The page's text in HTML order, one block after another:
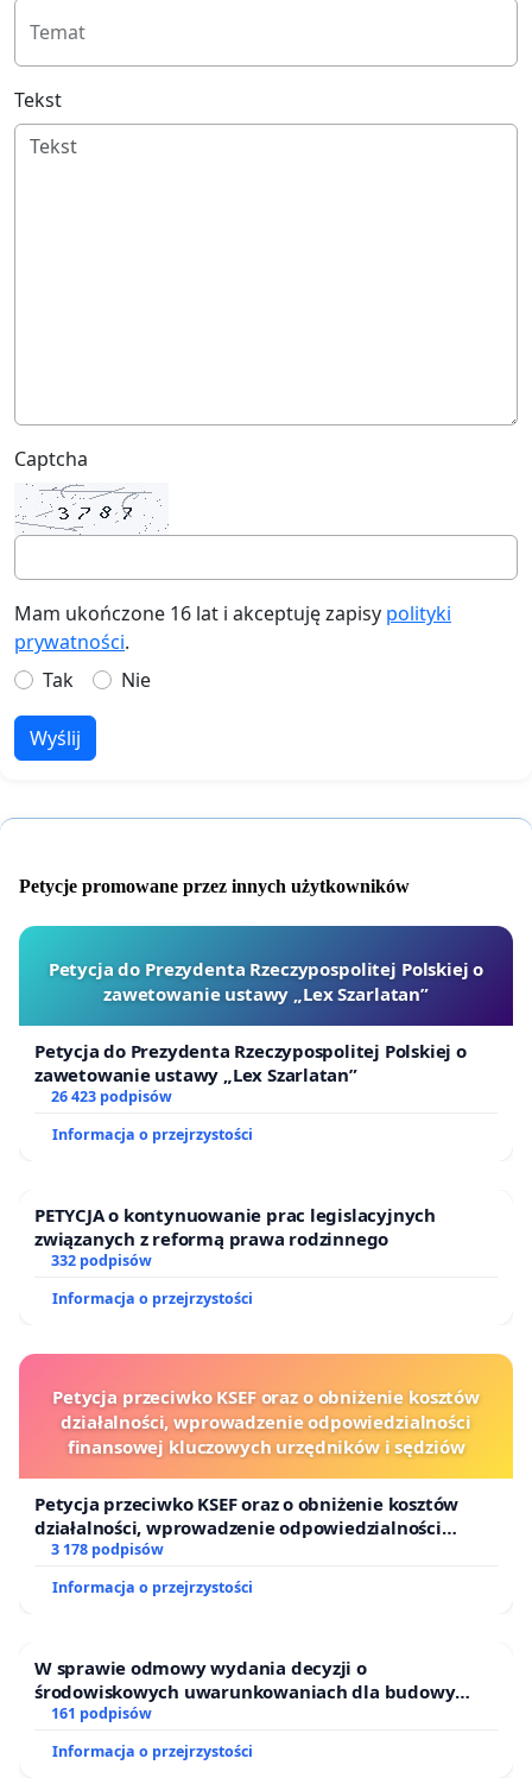
Temat
Tekst
Captcha
Mam ukończone 16 lat i akceptuję zapisy polityki
prywatności.
Tak
Nie
Wyślij
Petycje promowane przez innych użytkowników
Petycja do Prezydenta Rzeczypospolitej Polskiej o
zawetowanie ustawy „Lex Szarlatan”
Petycja do Prezydenta Rzeczypospolitej Polskiej o
zawetowanie ustawy „Lex Szarlatan”
26 423 podpisów
Informacja o przejrzystości
PETYCJA o kontynuowanie prac legislacyjnych
związanych z reformą prawa rodzinnego
332 podpisów
Informacja o przejrzystości
Petycja przeciwko KSEF oraz o obniżenie kosztów
działalności, wprowadzenie odpowiedzialności
finansowej kluczowych urzędników i sędziów
Petycja przeciwko KSEF oraz o obniżenie kosztów
działalności, wprowadzenie odpowiedzialności
finansowej kluczowych urzędników i sędziów
3 178 podpisów
Informacja o przejrzystości
W sprawie odmowy wydania decyzji o
środowiskowych uwarunkowaniach dla budowy
zakładu wytwarzania biometanu „Krynki” w
Puszczy Knyszyńskiej
161 podpisów
Informacja o przejrzystości